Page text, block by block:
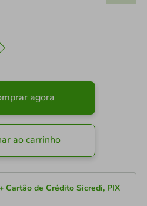
agora
ao carrinho
Cartão de Crédito Sicredi, PIX